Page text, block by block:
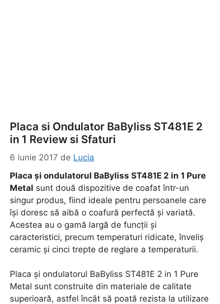
Placa si Ondulator BaByliss ST481E 2
in 1 Review si Sfaturi
6 iunie 2017 de Lucia
Placa și ondulatorul BaByliss ST481E 2 in 1 Pure
Metal sunt două dispozitive de coafat într-un
singur produs, fiind ideale pentru persoanele care
își doresc să aibă o coafură perfectă și variată.
Acestea au o gamă largă de funcții și
caracteristici, precum temperaturi ridicate, înveliș
ceramic și cinci trepte de reglare a temperaturii.
Placa și ondulatorul BaByliss ST481E 2 in 1 Pure
Metal sunt construite din materiale de calitate
superioară, astfel încât să poată rezista la utilizare